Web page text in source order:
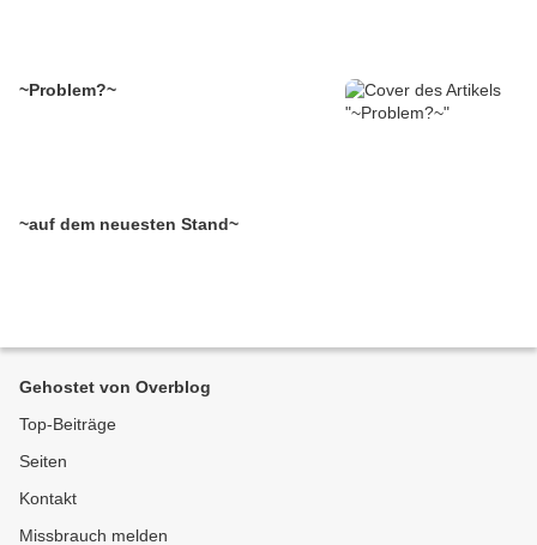
~Problem?~
~auf dem neuesten Stand~
Gehostet von Overblog
Top-Beiträge
Seiten
Kontakt
Missbrauch melden